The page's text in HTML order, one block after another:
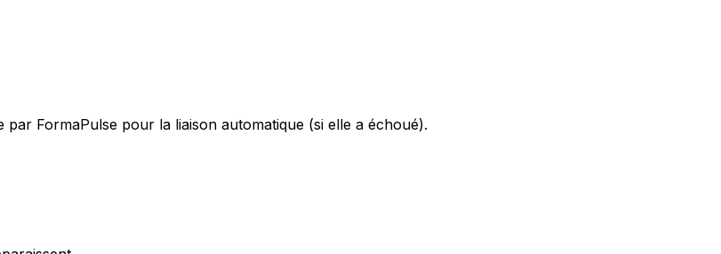
par FormaPulse pour la liaison automatique (si elle a échoué).